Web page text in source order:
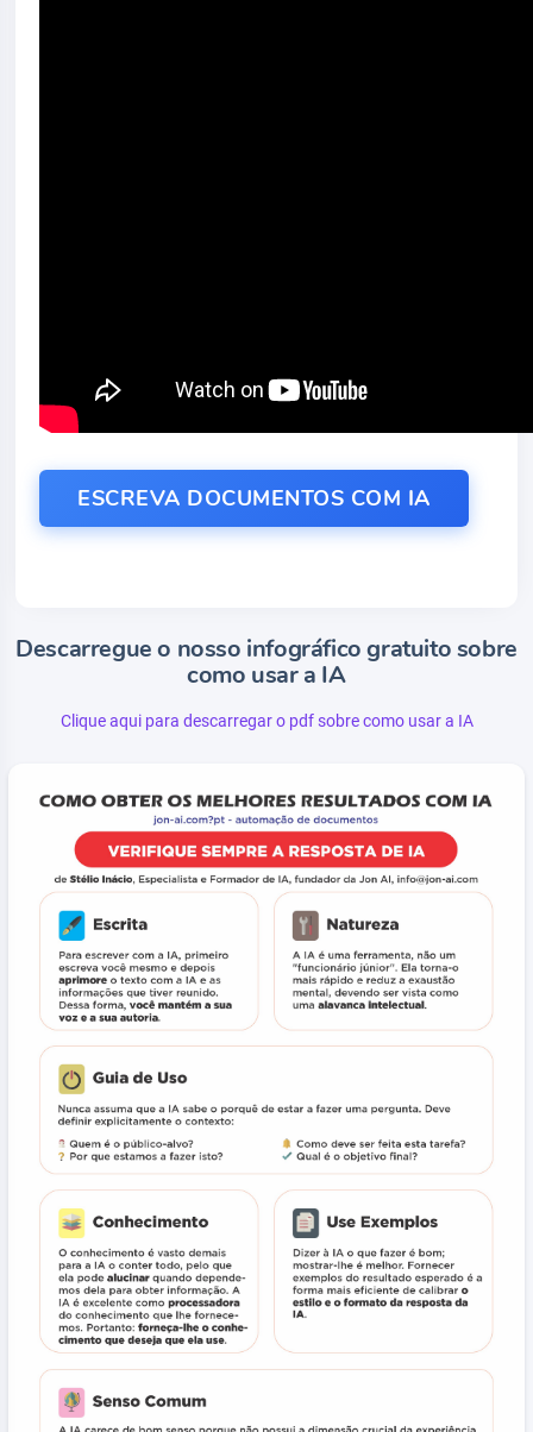
ESCREVA DOCUMENTOS COM IA
Descarregue o nosso infográfico gratuito sobre
como usar a IA
Clique aqui para descarregar o pdf sobre como usar a IA